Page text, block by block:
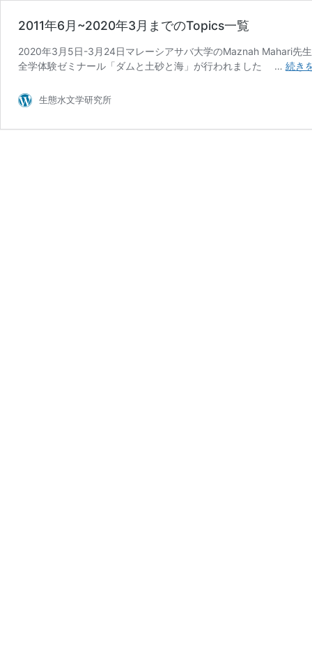
2011年6月~2020年3月までのTopics一覧
2020年3月5日-3月24日マレーシアサバ大学のMaznah
全学体験ゼミナール「ダムと土砂と海」が行われました … 続き
生態水文学研究所